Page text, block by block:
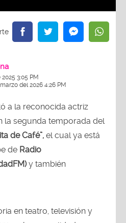
3:05 PM
del 2026 4:26 PM
la segunda temporada del
de Café”, el cual ya está
deRadio
y también
se ha consolidado como